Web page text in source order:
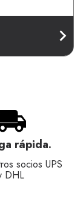
rápida.
socios UPS
DHL